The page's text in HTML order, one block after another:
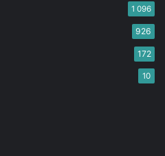
1 096
926
172
10